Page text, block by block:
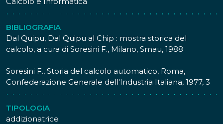
notevolmente la praticita e la velocità di utilizzo dato
che premendo un tasto della tastiera, il valore
corrispondente veniva immediatamente visualizzato sul
totalizzatore, senza necessità di ulteriori operazioni.
Questa caratteristiche consentirono al Comptomter di
cambiamenti fino agli anni '70 del 1900, quando
vennero superati dalla tecnologia elettronica.
Il modello J venne introdotto nel 1926; la datazione
dell'esemplare posseduto dal Museo Nazionale della
Scienza e della Tecnologia "Leonardo da Vinci" è stata
BIBLIOGRAFIA
Dal Quipu, Dal Quipu al Chip : mostra storica del
calcolo, a cura di Soresini F., Milano, Smau, 1988
Soresini F., Storia del calcolo automatico, Roma,
Confederazione Generale dell'Industria Italiana, 1977, 3
TIPOLOGIA
addizionatrice